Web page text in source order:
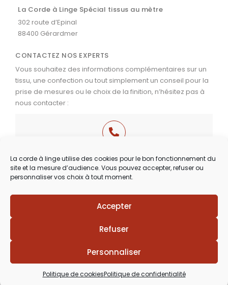
La corde à linge utilise des cookies pour le bon fonctionnement du
site et la mesure d’audience. Vous pouvez accepter, refuser ou
personnaliser vos choix à tout moment.
Accepter
Refuser
Personnaliser
Politique de cookiesPolitique de confidentialité
La Corde à Linge Spécial tissus au mètre
302 route d’Epinal
88400 Gérardmer
CONTACTEZ NOS EXPERTS
Vous souhaitez des informations complémentaires sur un
tissu, une confection ou tout simplement un conseil pour la
prise de mesures ou le choix de la finition, n’hésitez pas à
nous contacter :
03 29 60 49 17
Du Mardi au Samedi